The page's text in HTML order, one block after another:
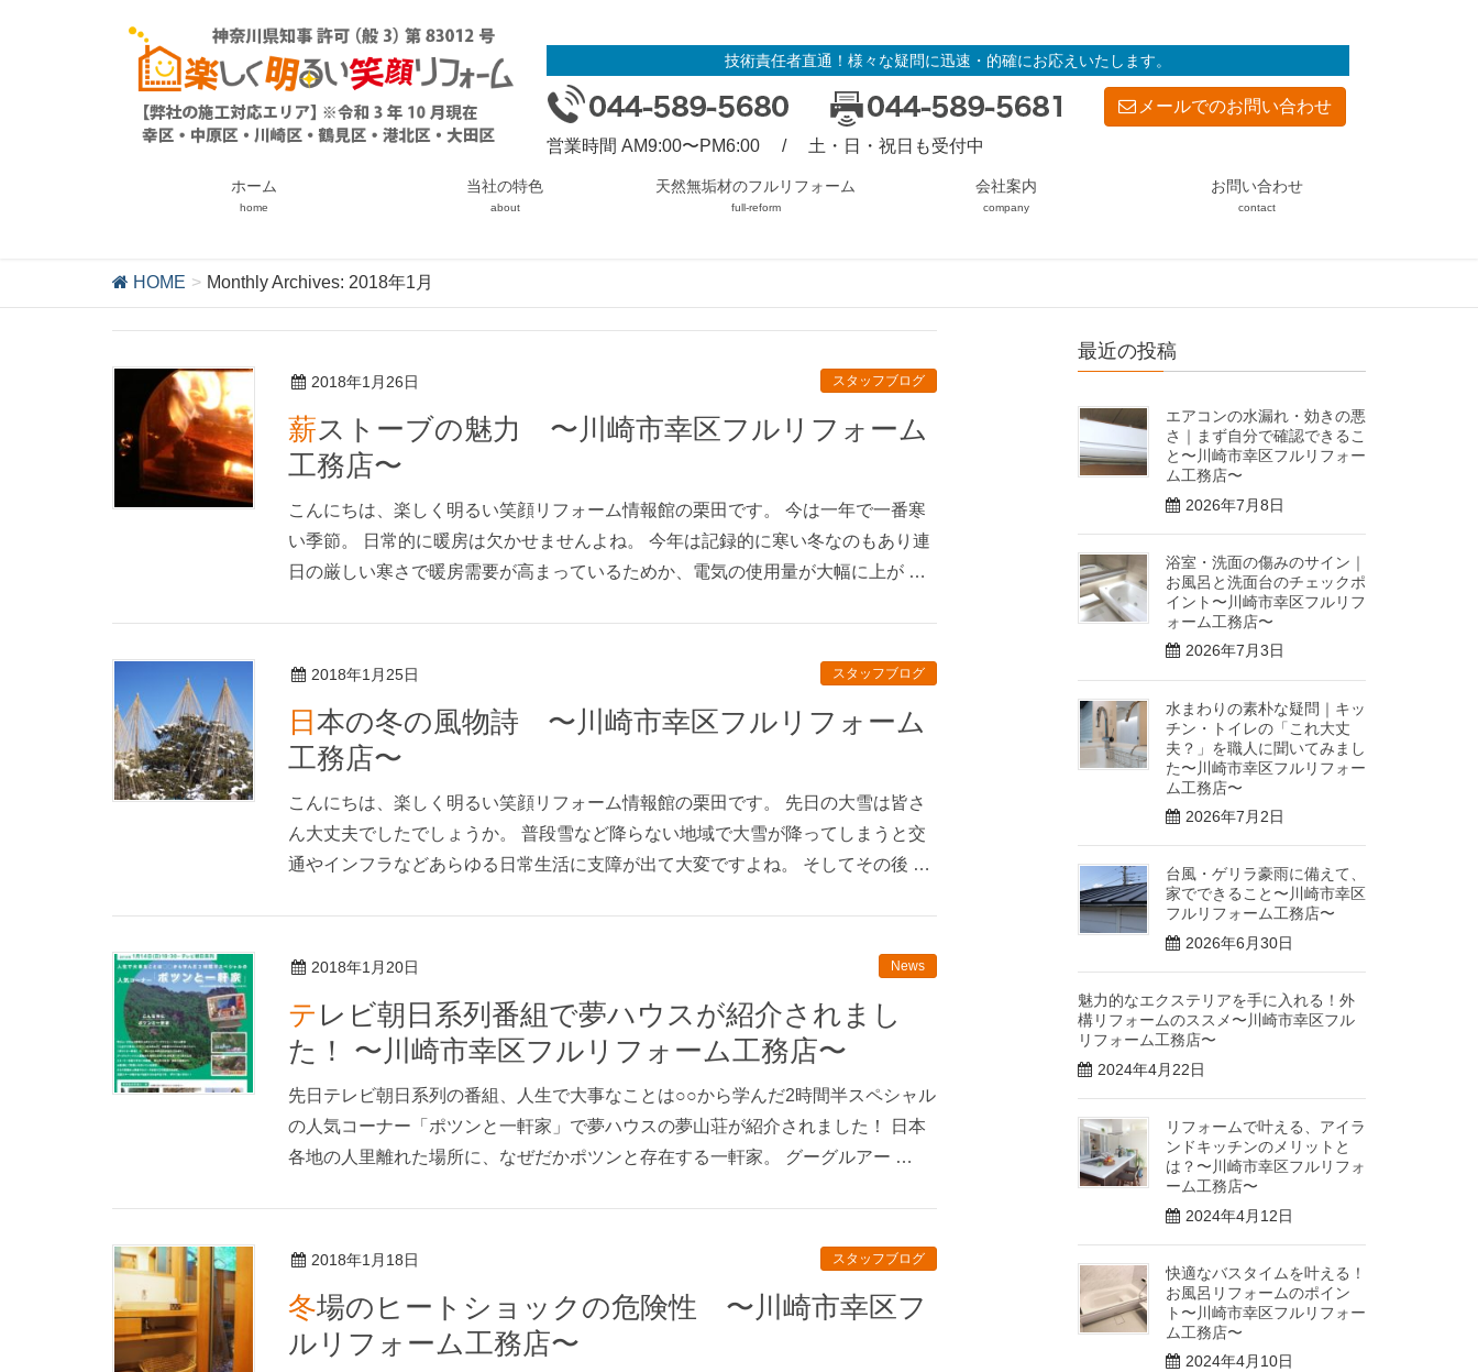
技術責任者直通！様々な疑問に迅速・的確にお応えいたします。
メールでのお問い合わせ
営業時間 AM9:00〜PM6:00 / 土・日・祝日も受付中
ホーム
home
当社の特色
about
天然無垢材のフルリフォーム
full-reform
会社案内
company
お問い合わせ
contact
HOME Monthly Archives: 2018年1月
2018年1月26日 スタッフブログ
薪ストーブの魅力 〜川崎市幸区フルリフォーム
工務店〜
こんにちは、楽しく明るい笑顔リフォーム情報館の栗田です。 今は一年で一番寒
い季節。 日常的に暖房は欠かせませんよね。 今年は記録的に寒い冬なのもあり連
日の厳しい寒さで暖房需要が高まっているためか、電気の使用量が大幅に上が …
2018年1月25日 スタッフブログ
日本の冬の風物詩 〜川崎市幸区フルリフォーム
工務店〜
こんにちは、楽しく明るい笑顔リフォーム情報館の栗田です。 先日の大雪は皆さ
ん大丈夫でしたでしょうか。 普段雪など降らない地域で大雪が降ってしまうと交
通やインフラなどあらゆる日常生活に支障が出て大変ですよね。 そしてその後 …
2018年1月20日 News
テレビ朝日系列番組で夢ハウスが紹介されまし
た！ 〜川崎市幸区フルリフォーム工務店〜
先日テレビ朝日系列の番組、人生で大事なことは○○から学んだ2時間半スペシャル
の人気コーナー「ポツンと一軒家」で夢ハウスの夢山荘が紹介されました！ 日本
各地の人里離れた場所に、なぜだかポツンと存在する一軒家。 グーグルアー …
2018年1月18日 スタッフブログ
冬場のヒートショックの危険性 〜川崎市幸区フ
ルリフォーム工務店〜
最近の投稿
エアコンの水漏れ・効きの悪
さ｜まず自分で確認できるこ
と〜川崎市幸区フルリフォー
ム工務店〜
2026年7月8日
浴室・洗面の傷みのサイン｜
お風呂と洗面台のチェックポ
イント〜川崎市幸区フルリフ
ォーム工務店〜
2026年7月3日
水まわりの素朴な疑問｜キッ
チン・トイレの「これ大丈
夫？」を職人に聞いてみまし
た〜川崎市幸区フルリフォー
ム工務店〜
2026年7月2日
台風・ゲリラ豪雨に備えて、
家でできること〜川崎市幸区
フルリフォーム工務店〜
2026年6月30日
魅力的なエクステリアを手に入れる！外
構リフォームのススメ〜川崎市幸区フル
リフォーム工務店〜
2024年4月22日
リフォームで叶える、アイラ
ンドキッチンのメリットと
は？〜川崎市幸区フルリフォ
ーム工務店〜
2024年4月12日
快適なバスタイムを叶える！
お風呂リフォームのポイン
ト〜川崎市幸区フルリフォー
ム工務店〜
2024年4月10日